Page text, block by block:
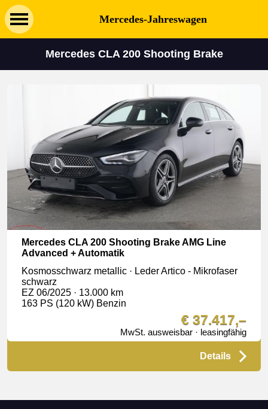
Mercedes-Jahreswagen
Mercedes CLA 200 Shooting Brake
Mercedes CLA 200 Shooting Brake AMG Line
Advanced + Automatik
Kosmosschwarz metallic · Leder Artico - Mikrofaser
schwarz
EZ 06/2025 · 13.000 km
163 PS (120 kW) Benzin
€ 37.417,–
MwSt. ausweisbar · leasingfähig
Details